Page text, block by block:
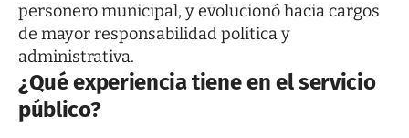
personero municipal, y evolucionó hacia cargos
de mayor responsabilidad política y
administrativa.
¿Qué experiencia tiene en el servicio
público?